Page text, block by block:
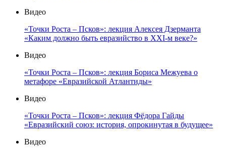
Видео
«Точки Роста – Псков»: лекция Алексея Дзерманта
«Каким должно быть евразийство в XXI-м веке?»
Видео
«Точки Роста – Псков»: лекция Бориса Межуева о
метафоре «Евразийской Атлантиды»
Видео
«Точки Роста – Псков»: лекция Фёдора Гайды
«Евразийский союз: история, опрокинутая в будущее»
Видео